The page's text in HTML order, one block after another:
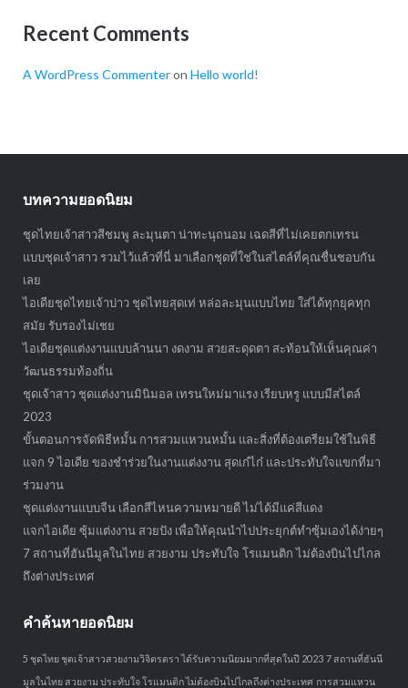
Recent Comments
A WordPress Commenteron Hello world!
บทความยอดนิยม
ชุดไทยเจ้าสาวสีชมพู ละมุนตา น่าทะนุถนอม เฉดสีที่ไม่เคยตกเทรน
แบบชุดเจ้าสาว รวมไว้แล้วที่นี่ มาเลือกชุดที่ใช่ในสไตล์ที่คุณชื่นชอบกัน
เลย
ไอเดียชุดไทยเจ้าบ่าว ชุดไทยสุดเท่ หล่อละมุนแบบไทย ใส่ได้ทุกยุคทุก
สมัย รับรองไม่เชย
ไอเดียชุดแต่งงานแบบล้านนา งดงาม สวยสะดุดตา สะท้อนให้เห็นคุณค่า
วัฒนธรรมท้องถิ่น
ชุดเจ้าสาว ชุดแต่งงานมินิมอล เทรนใหม่มาแรง เรียบหรู แบบมีสไตล์
2023
ขั้นตอนการจัดพิธีหมั้น การสวมแหวนหมั้น และสิ่งที่ต้องเตรียมใช้ในพิธี
แจก 9 ไอเดีย ของชำร่วยในงานแต่งงาน สุดเก๋ไก๋ และประทับใจแขกที่มา
ร่วมงาน
ชุดแต่งงานแบบจีน เลือกสีไหนความหมายดี ไม่ได้มีแค่สีแดง
แจกไอเดีย ซุ้มแต่งงาน สวยปัง เพื่อให้คุณนำไปประยุกต์ทำซุ้มเองได้ง่ายๆ
7 สถานที่ฮันนีมูลในไทย สวยงาม ประทับใจ โรแมนติก ไม่ต้องบินไปไกล
ถึงต่างประเทศ
คำค้นหายอดนิยม
5 ชุดไทย ชุดเจ้าสาวสวยงามวิจิตรตรา ได้รับความนิยมมากที่สุดในปี 2023 7 สถานที่ฮันนี
มูลในไทย สวยงาม ประทับใจ โรแมนติก ไม่ต้องบินไปไกลถึงต่างประเทศ การสวมแหวน